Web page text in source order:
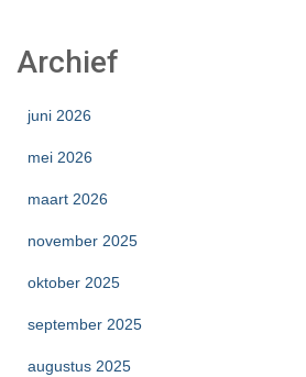
Archief
juni 2026
mei 2026
maart 2026
november 2025
oktober 2025
september 2025
augustus 2025